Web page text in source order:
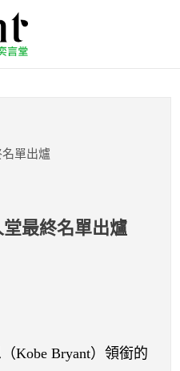
名人堂最終
名單出爐
堂最終名單出爐
Kobe Bryant）領銜的